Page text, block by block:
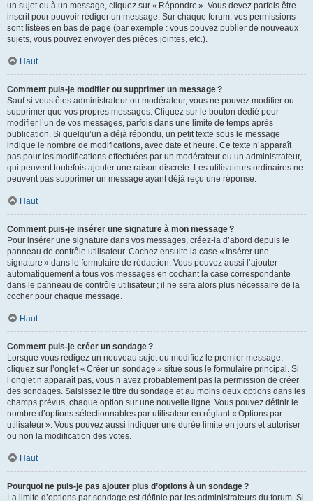
un sujet ou à un message, cliquez sur « Répondre ». Vous devez parfois être
inscrit pour pouvoir rédiger un message. Sur chaque forum, vos permissions
sont listées en bas de page (par exemple : vous pouvez publier de nouveaux
sujets, vous pouvez envoyer des pièces jointes, etc.).
Haut
Comment puis-je modifier ou supprimer un message ?
Sauf si vous êtes administrateur ou modérateur, vous ne pouvez modifier ou
supprimer que vos propres messages. Cliquez sur le bouton dédié pour
modifier l’un de vos messages, parfois dans une limite de temps après
publication. Si quelqu’un a déjà répondu, un petit texte sous le message
indique le nombre de modifications, avec date et heure. Ce texte n’apparaît
pas pour les modifications effectuées par un modérateur ou un administrateur,
qui peuvent toutefois ajouter une raison discrète. Les utilisateurs ordinaires ne
peuvent pas supprimer un message ayant déjà reçu une réponse.
Haut
Comment puis-je insérer une signature à mon message ?
Pour insérer une signature dans vos messages, créez-la d’abord depuis le
panneau de contrôle utilisateur. Cochez ensuite la case « Insérer une
signature » dans le formulaire de rédaction. Vous pouvez aussi l’ajouter
automatiquement à tous vos messages en cochant la case correspondante
dans le panneau de contrôle utilisateur ; il ne sera alors plus nécessaire de la
cocher pour chaque message.
Haut
Comment puis-je créer un sondage ?
Lorsque vous rédigez un nouveau sujet ou modifiez le premier message,
cliquez sur l’onglet « Créer un sondage » situé sous le formulaire principal. Si
l’onglet n’apparaît pas, vous n’avez probablement pas la permission de créer
des sondages. Saisissez le titre du sondage et au moins deux options dans les
champs prévus, chaque option sur une nouvelle ligne. Vous pouvez définir le
nombre d’options sélectionnables par utilisateur en réglant « Options par
utilisateur ». Vous pouvez aussi indiquer une durée limite en jours et autoriser
ou non la modification des votes.
Haut
Pourquoi ne puis-je pas ajouter plus d’options à un sondage ?
La limite d’options par sondage est définie par les administrateurs du forum. Si